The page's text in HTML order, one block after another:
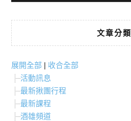
文章分類
展開全部 | 收合全部
活動訊息
最新揪團行程
最新課程
酒雄頻道